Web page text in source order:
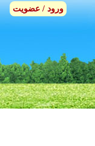
ورود / عضویت